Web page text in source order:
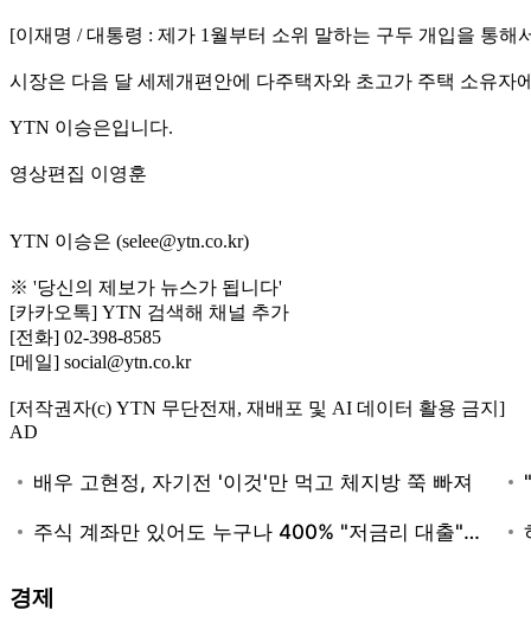
[이재명 / 대통령 : 제가 1월부터 소위 말하는 구두 개입을 통
시장은 다음 달 세제개편안에 다주택자와 초고가 주택 소유
YTN 이승은입니다.
영상편집 이영훈
YTN 이승은 (selee@ytn.co.kr)
※ '당신의 제보가 뉴스가 됩니다'
[카카오톡] YTN 검색해 채널 추가
[전화] 02-398-8585
[메일] social@ytn.co.kr
[저작권자(c) YTN 무단전재, 재배포 및 AI 데이터 활용 금지]
AD
경제